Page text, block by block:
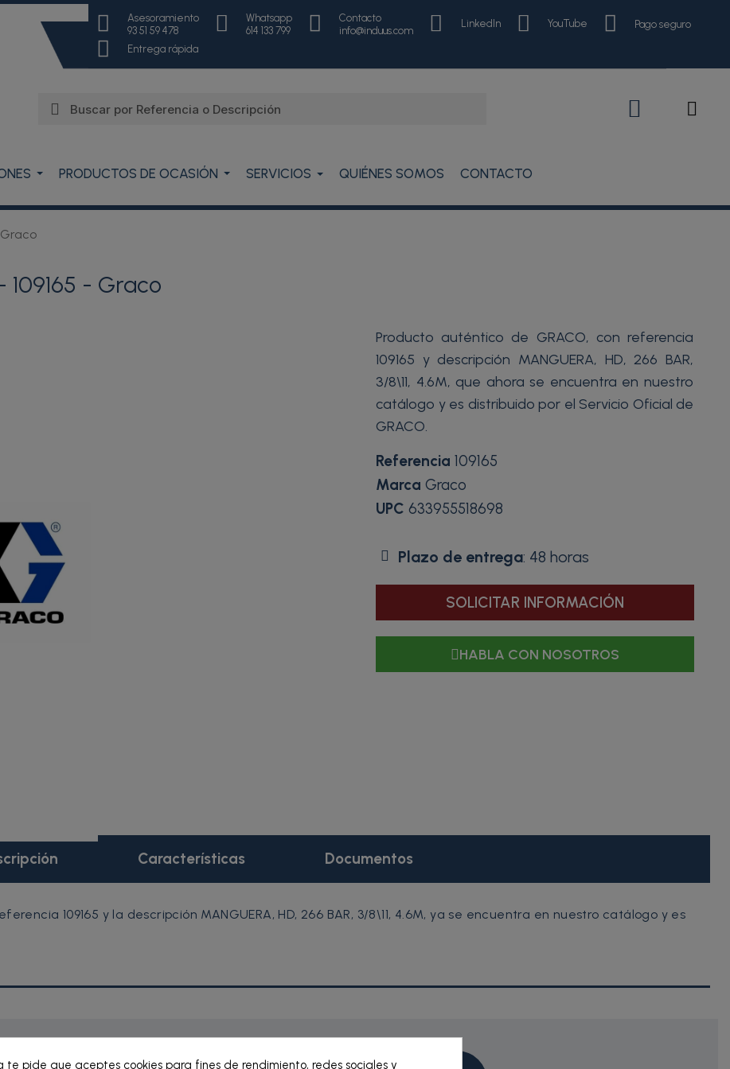
Asesoramiento
93 51 59 478
Whatsapp
614 133 799
Contacto
info@induus.com
LinkedIn YouTube Pago seguro
Entrega rápida
PRODUCTOS DE OCASIÓN SERVICIOS QUIÉNES SOMOS CONTACTO
Graco
109165 - Graco
Producto auténtico de GRACO, con referencia
109165 y descripción MANGUERA, HD, 266 BAR,
3/8\11, 4.6M, que ahora se encuentra en nuestro
catálogo y es distribuido por el Servicio Oficial de
GRACO.
Referencia 109165
Marca Graco
UPC 633955518698
Plazo de entrega: 48 horas
SOLICITAR INFORMACIÓN
HABLA CON NOSOTROS
Características Documentos
109165 y la descripción MANGUERA, HD, 266 BAR, 3/8\11, 4.6M, ya se encuentra en nuestro catálogo y es
te pide que aceptes cookies para fines de rendimiento, redes sociales y